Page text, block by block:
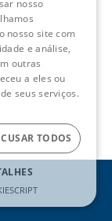
nosso
nosso site com
e análise,
outras
a eles ou
seus serviços.
TODOS